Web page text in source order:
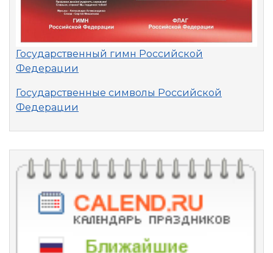
Государственный гимн Российской
Федерации
Государственные символы Российской
Федерации